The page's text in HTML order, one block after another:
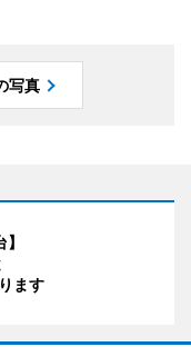
写真
ます